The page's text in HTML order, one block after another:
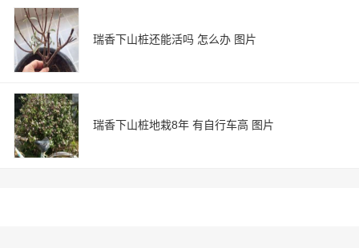
瑞香下山桩还能活吗 怎么办 图片
瑞香下山桩地栽8年 有自行车高 图片